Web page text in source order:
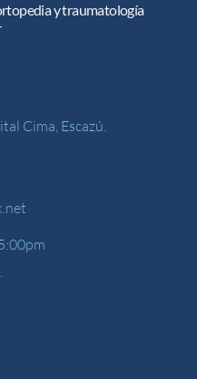
y traumatología
Cima, Escazú.